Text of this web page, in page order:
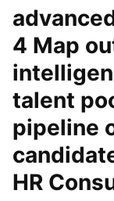
4 Map
talent
pipeline
HR